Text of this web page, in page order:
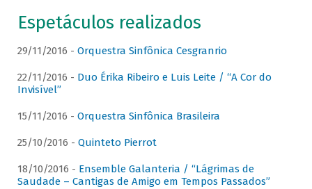
Espetáculos realizados
29/11/2016 - Orquestra Sinfônica Cesgranrio
22/11/2016 - Duo Érika Ribeiro e Luis Leite / “A Cor do
Invisível”
15/11/2016 - Orquestra Sinfônica Brasileira
25/10/2016 - Quinteto Pierrot
18/10/2016 - Ensemble Galanteria / “Lágrimas de
Saudade – Cantigas de Amigo em Tempos Passados”